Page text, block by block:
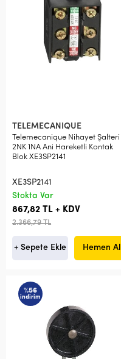
TELEMECANIQUE
Telemecanique Nihayet Şalteri
2NK 1NA Ani Hareketli Kontak
Blok XE3SP2141
XE3SP2141
Stokta Var
867,82 TL + KDV
2.366,79 TL
+ Sepete Ekle Hemen Al
%56
indirim